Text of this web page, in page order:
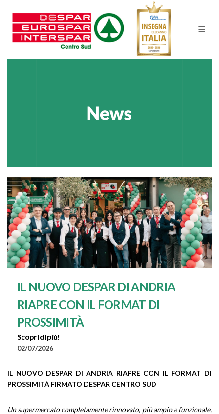
IL NUOVO DESPAR DI ANDRIA
RIAPRE CON IL FORMAT DI
PROSSIMITÀ
Scopri di più!
02/07/2026
IL NUOVO DESPAR DI ANDRIA RIAPRE CON IL FORMAT DI
PROSSIMITÀ FIRMATO DESPAR CENTRO SUD
Un supermercato completamente rinnovato, più ampio e funzionale,